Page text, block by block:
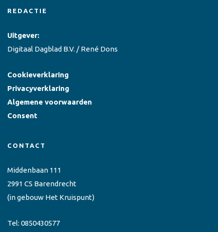
REDACTIE
Uitgever:
Digitaal Dagblad B.V. / René Dons
Cookieverklaring
Privacyverklaring
Algemene voorwaarden
Consent
CONTACT
Middenbaan 111
2991 CS Barendrecht
(in gebouw Het Kruispunt)
Tel: 0850430577